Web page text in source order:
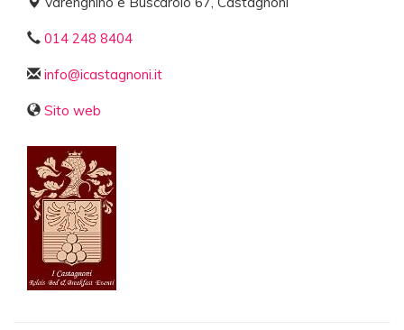
014 248 8404
info@icastagnoni.it
Sito web